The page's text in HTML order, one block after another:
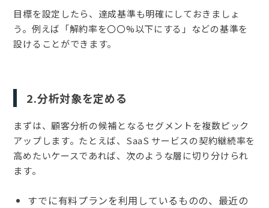
目標を設定したら、達成基準も明確にしておきましょ
う。例えば「解約率を〇〇%以下にする」などの基準を
設けることができます。
2.分析対象を定める
まずは、顧客分析の候補となるセグメントを複数ピック
アップします。たとえば、SaaS サービスの契約継続率を
高めたいケースであれば、次のような層に切り分けられ
ます。
すでに有料プランを利用しているものの、最近の